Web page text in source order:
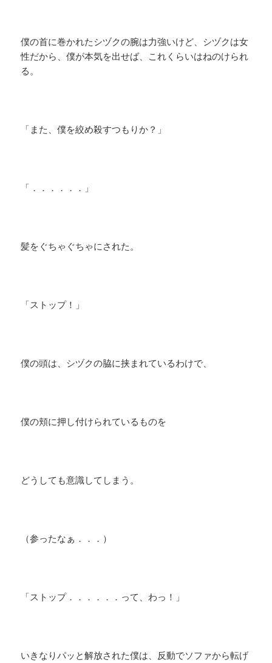
僕の首に巻かれたシヅクの腕は力強いけど、シヅクは女
性だから、僕が本気を出せば、これくらいはねのけられ
る。
「また、僕を絞め殺すつもりか？」
「．．．．．．」
髪をぐちゃぐちゃにされた。
「ストップ！」
​僕の頭は、シヅクの脇に挟まれているわけで、
僕の頬に押し付けられているものを
どうしても意識してしまう。
（参ったなぁ．．．）
「ストップ．．．．．．って、わっ！」
いきなりパッと解放された僕は、反動でソファから転げ